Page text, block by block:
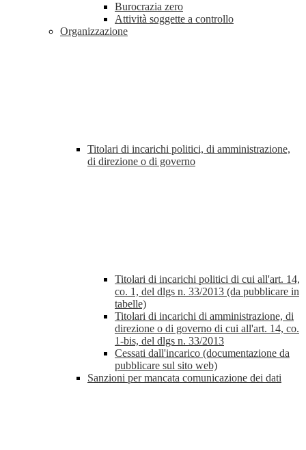
Burocrazia zero
Attività soggette a controllo
Organizzazione
Titolari di incarichi politici, di amministrazione,
di direzione o di governo
Titolari di incarichi politici di cui all'art. 14,
co. 1, del dlgs n. 33/2013 (da pubblicare in
tabelle)
Titolari di incarichi di amministrazione, di
direzione o di governo di cui all'art. 14, co.
1-bis, del dlgs n. 33/2013
Cessati dall'incarico (documentazione da
pubblicare sul sito web)
Sanzioni per mancata comunicazione dei dati